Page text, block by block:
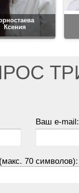
Ксения
Ваш e-mail:
70 символов):